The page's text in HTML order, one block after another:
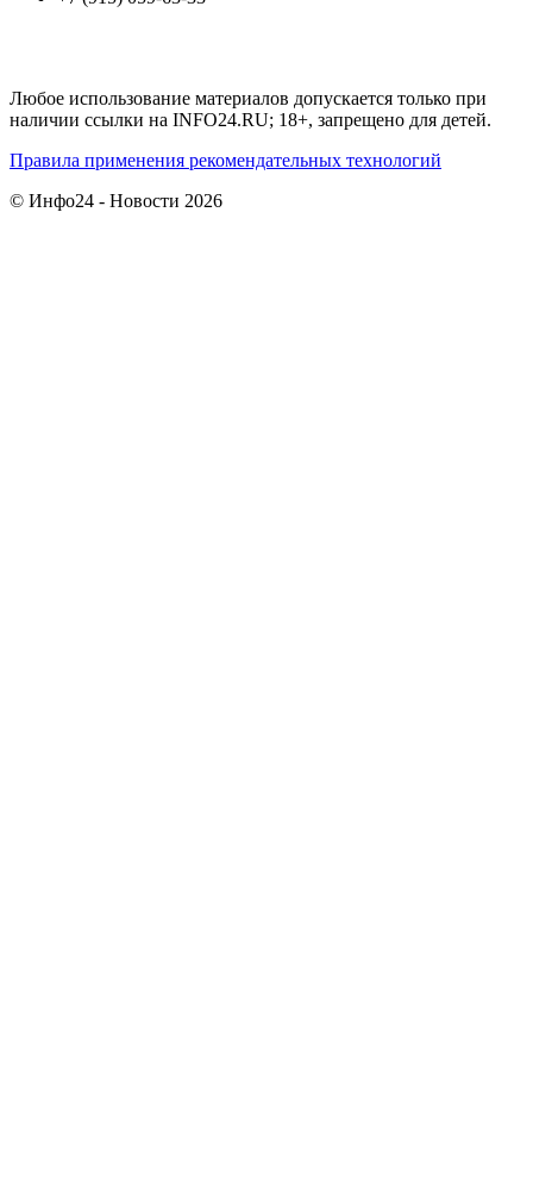
Любое использование материалов допускается только при
наличии ссылки на INFO24.RU; 18+, запрещено для детей.
Правила применения рекомендательных технологий
© Инфо24 - Новости 2026